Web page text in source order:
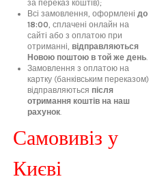
за переказ коштів);
Всі замовлення, оформлені до
18:00, сплачені онлайн на
сайті або з оплатою при
отриманні, відправляються
Новою поштою в той же день.
Замовлення з оплатою на
картку (банківським переказом)
відправляються після
отримання коштів на наш
рахунок.
Самовивіз у
Києві